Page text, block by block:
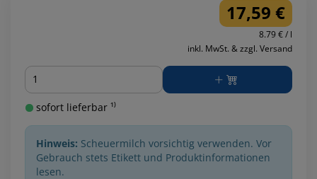
17,59 €
8.79 € / l
inkl. MwSt. & zzgl. Versand
Menge
sofort lieferbar ¹⁾
Hinweis: Scheuermilch vorsichtig verwenden. Vor
Gebrauch stets Etikett und Produktinformationen
lesen.